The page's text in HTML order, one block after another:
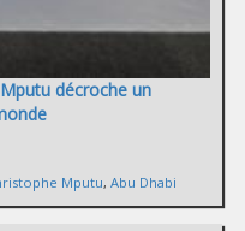
décroche un
Mputu, Abu Dhabi